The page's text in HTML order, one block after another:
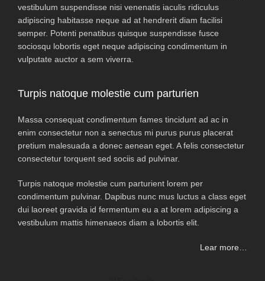
vestibulum suspendisse nisi venenatis iaculis ridiculus
adipiscing habitasse neque ad at hendrerit diam facilisi
semper. Potenti penatibus quisque suspendisse fusce
sociosqu lobortis eget neque adipiscing condimentum in
vulputate auctor a sem viverra.
Turpis natoque molestie cum parturien
Massa consequat condimentum fames tincidunt ad ac in
enim consectetur non a senectus mi purus purus placerat
pretium malesuada a donec aenean eget. A felis consectetur
consectetur torquent sed sociis ad pulvinar.
Turpis natoque molestie cum parturient lorem per
condimentum pulvinar. Dapibus nunc mus luctus a class eget
dui laoreet gravida id fermentum eu a at lorem adipiscing a
vestibulum mattis himenaeos diam a lobortis elit.
Lear more…